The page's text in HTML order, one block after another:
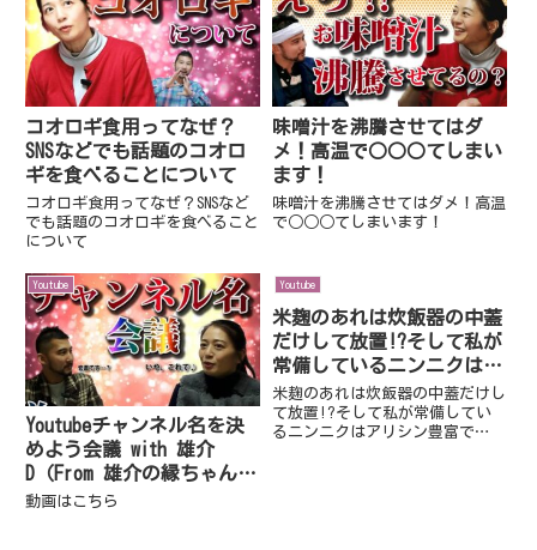
コオロギ食用ってなぜ？
SNSなどでも話題のコオロ
ギを食べることについて
コオロギ食用ってなぜ？SNSなど
でも話題のコオロギを食べること
について
味噌汁を沸騰させてはダ
メ！高温で○○○てしまい
ます！
味噌汁を沸騰させてはダメ！高温
で○○○てしまいます！
Youtube
Youtubeチャンネル名を決
めよう会議 with 雄介
D（From 雄介の縁ちゃんね
る）
動画はこちら
Youtube
米麹のあれは炊飯器の中蓋
だけして放置!?そして私が
常備しているニンニクはア
リシン豊富で…
米麹のあれは炊飯器の中蓋だけし
て放置!?そして私が常備してい
るニンニクはアリシン豊富で…